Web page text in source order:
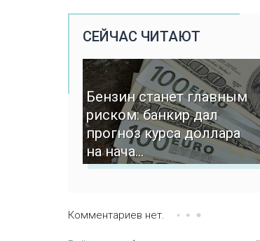
СЕЙЧАС ЧИТАЮТ
Бензин станет главным
риском: банкир дал
прогноз курса доллара
на нача...
Комментариев нет.